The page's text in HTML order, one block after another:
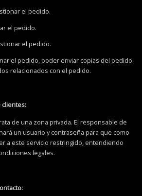
el pedido.
el pedido.
el pedido.
el pedido, poder enviar copias del pedido
relacionados con el pedido.
clientes:
de una zona privada. El responsable de
un usuario y contraseña para que como
a este servicio restringido, entendiendo
legales.